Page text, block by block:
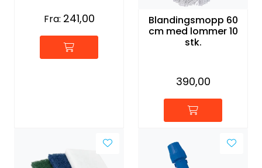
Fra: 241,00
Blandingsmopp 60
cm med lommer 10
stk.
390,00